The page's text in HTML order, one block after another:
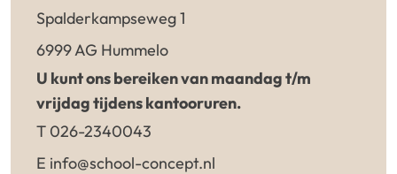
Spalderkampseweg 1
6999 AG Hummelo
U kunt ons bereiken van maandag t/m
vrijdag tijdens kantooruren.
T 026-2340043
E info@school-concept.nl